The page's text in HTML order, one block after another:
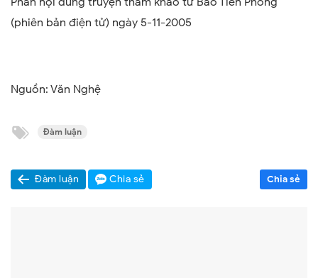
(phiên bản điện tử) ngày 5-11-2005
Nguồn: Văn Nghệ
Đàm luận
Đàm luận Chia sẻ Chia sẻ